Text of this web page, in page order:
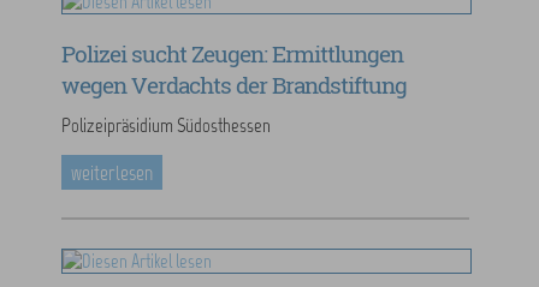
Polizei sucht Zeugen: Ermittlungen
wegen Verdachts der Brandstiftung
Polizeipräsidium Südosthessen
weiterlesen